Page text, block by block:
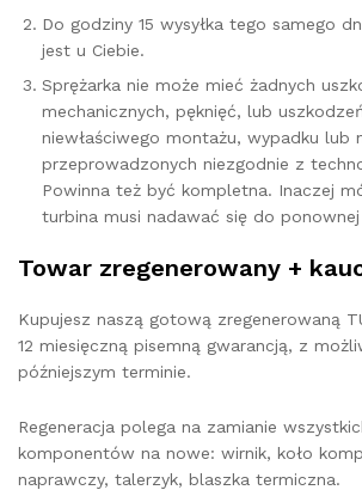
Do godziny 15 wysyłka tego samego
jest u Ciebie.
Sprężarka nie może mieć żadnych
mechanicznych, pęknięć, lub
niewłaściwego montażu, wypadku lub
przeprowadzonych niezgodnie z
Powinna też być kompletna. Inaczej
turbina musi nadawać się do ponownej
Towar zregenerowany +
Kupujesz naszą gotową zregenerowaną
12 miesięczną pisemną gwarancją, z
późniejszym terminie.
Regeneracja polega na zamianie
komponentów na nowe: wirnik, koło
naprawczy, talerzyk, blaszka termiczna.